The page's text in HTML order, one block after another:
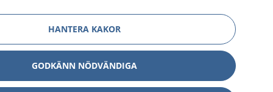
HANTERA KAKOR
GODKÄNN NÖDVÄNDIGA